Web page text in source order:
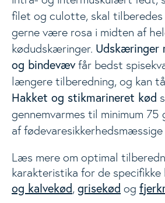
filet og culotte, skal
gerne være rosa i midten af
kødudskæringer. Udskæringer
og bindevævfår bedst
længere tilberedning, og kan
Hakket og stikmarineret kød
gennemvarmes til minimum 75
af fødevaresikkerhedsmæssige
Læs mere om optimal
karakteristika for de specifikke
og kalvekød, grisekød og